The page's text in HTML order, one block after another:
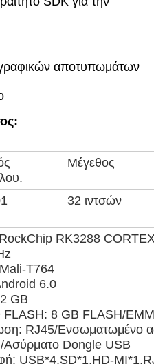
αποτυπωμάτων
Μέγεθος
32 ιντσών
RK3288
T764
6.0
GB
FLASH: 8 GB FLASH/
RJ45/Ενσωματωμένο
Ασύρματο Dongle USB
USB*4,SD*1,HD-